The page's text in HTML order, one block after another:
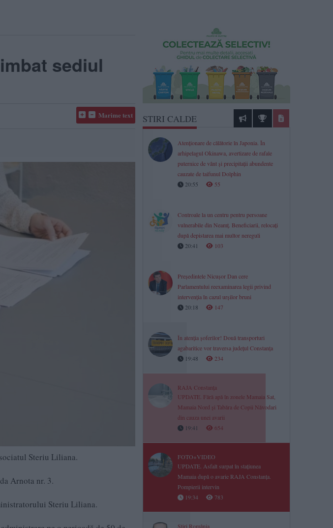
sediul
Marime text
Steriu Liliana.
Arnota nr. 3.
Steriu Liliana.
STIRI CALDE
Atenționare de călătorie în Japonia. În
arhipelagul Okinawa, avertizare de rafale
puternice de vânt și precipitații abundente
cauzate de taifunul Dolphin
20:55
55
Controale la un centru pentru persoane
vulnerabile din Neamț. Beneficiarii, relocați
după depistarea mai multor nereguli
20:41
103
Președintele Nicușor Dan cere
Parlamentului reexaminarea legii privind
intervenția în cazul urșilor bruni
20:18
147
În atenția șoferilor! Două transporturi
agabaritice vor traversa județul Constanța
19:48
234
RAJA Constanța
UPDATE. Fără apă în zonele Mamaia Sat,
Mamaia Nord și Tabăra de Copii Năvodari
din cauza unei avarii
19:41
654
FOTO+VIDEO
UPDATE. Asfalt surpat în stațiunea
Mamaia după o avarie RAJA Constanța.
Pompierii intervin
19:34
783
Știri România